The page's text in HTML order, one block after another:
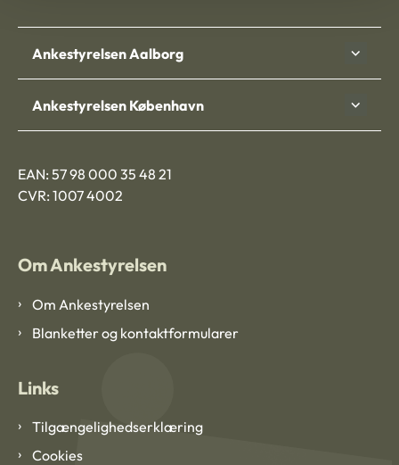
Ankestyrelsen Aalborg
Ankestyrelsen København
EAN: 57 98 000 35 48 21
CVR: 1007 4002
Om Ankestyrelsen
Om Ankestyrelsen
Blanketter og kontaktformularer
Links
Tilgængelighedserklæring
Cookies